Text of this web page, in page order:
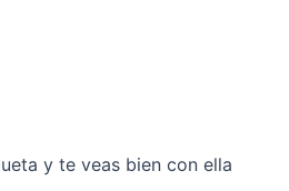
y te veas bien con ella